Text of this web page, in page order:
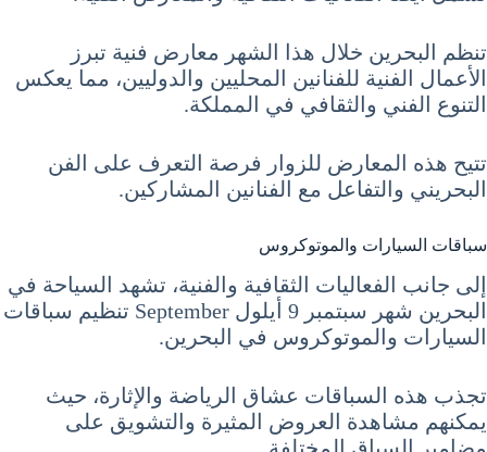
تنظم البحرين خلال هذا الشهر معارض فنية تبرز
الأعمال الفنية للفنانين المحليين والدوليين، مما يعكس
التنوع الفني والثقافي في المملكة.
تتيح هذه المعارض للزوار فرصة التعرف على الفن
البحريني والتفاعل مع الفنانين المشاركين.
سباقات السيارات والموتوكروس
إلى جانب الفعاليات الثقافية والفنية، تشهد السياحة في
البحرين شهر سبتمبر 9 أيلول September تنظيم سباقات
السيارات والموتوكروس في البحرين.
تجذب هذه السباقات عشاق الرياضة والإثارة، حيث
يمكنهم مشاهدة العروض المثيرة والتشويق على